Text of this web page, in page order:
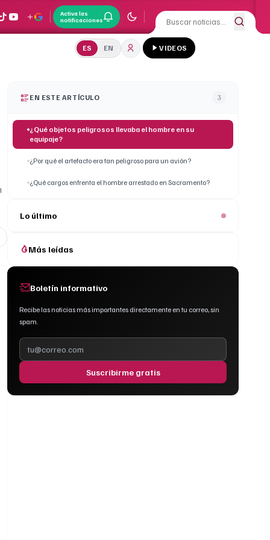
Activa las
notificaciones
ES EN VIDEOS
EN ESTE ARTÍCULO 3
¿Qué objetos peligrosos llevaba el hombre en su
equipaje?
¿Por qué el artefacto era tan peligroso para un avión?
¿Qué cargos enfrenta el hombre arrestado en Sacramento?
Lo último
Más leídas
Boletín informativo
Recibe las noticias más importantes directamente en tu correo, sin
spam.
Suscribirme gratis